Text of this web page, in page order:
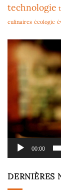
technologie
culinaires écologie
Lecteur
vidéo
00:00
DERNIÈRES